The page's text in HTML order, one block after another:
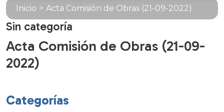
Inicio > Acta Comisión de Obras (21-09-2022)
Sin categoría
Acta Comisión de Obras (21-09-
2022)
Categorías